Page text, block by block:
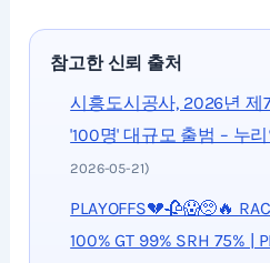
참고한 신뢰 출처
시흥도시공사, 2026년 제
'100명' 대규모 출범 – 누
2026-05-21)
PLAYOFFS💔🥀😱🥺🔥
100% GT 99% SRH 75% |